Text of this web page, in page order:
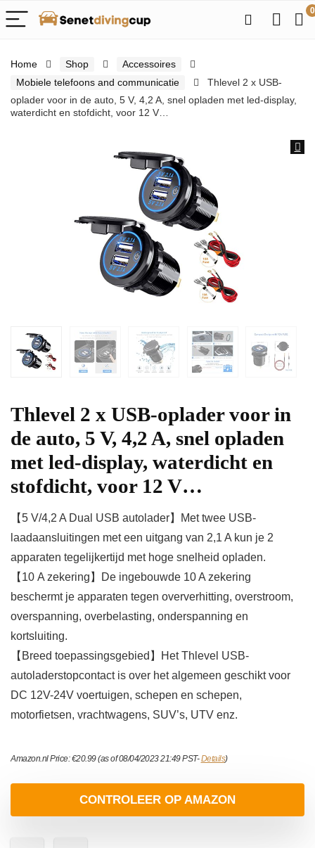
0
Home Shop
Accessoires
Mobiele telefoons and communicatie
Thlevel 2 x USB-
oplader voor in de auto, 5 V, 4,2 A, snel opladen met led-display,
waterdicht en stofdicht, voor 12 V…
Thlevel 2 x USB-oplader voor in
de auto, 5 V, 4,2 A, snel opladen
met led-display, waterdicht en
stofdicht, voor 12 V…
【5 V/4,2 A Dual USB autolader】Met twee USB-
laadaansluitingen met een uitgang van 2,1 A kun je 2
apparaten tegelijkertijd met hoge snelheid opladen.
【10 A zekering】De ingebouwde 10 A zekering
beschermt je apparaten tegen oververhitting, overstroom,
overspanning, overbelasting, onderspanning en
kortsluiting.
【Breed toepassingsgebied】Het Thlevel USB-
autoladerstopcontact is over het algemeen geschikt voor
DC 12V-24V voertuigen, schepen en schepen,
motorfietsen, vrachtwagens, SUV’s, UTV enz.
Amazon.nl Price:€20.99(as of 08/04/2023 21:49 PST-Details)
CONTROLEER OP AMAZON